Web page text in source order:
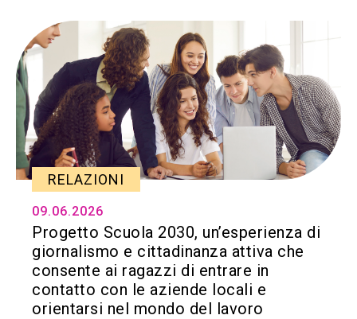
RELAZIONI
09.06.2026
Progetto Scuola 2030, un’esperienza di
giornalismo e cittadinanza attiva che
consente ai ragazzi di entrare in
contatto con le aziende locali e
orientarsi nel mondo del lavoro